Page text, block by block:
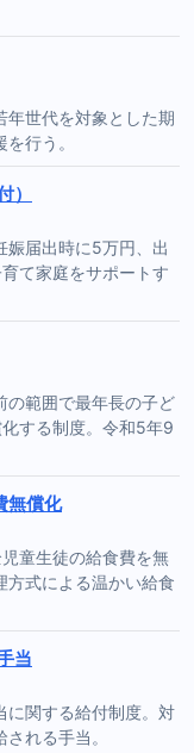
年世代を対象とした期
行う。
）
娠届出時に5万円、出
て家庭をサポートす
の範囲で最年長の子ど
する制度。令和5年9
無償化
童生徒の給食費を無
方式による温かい給食
当
に関する給付制度。対
れる手当。